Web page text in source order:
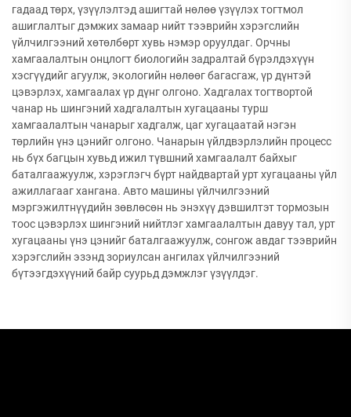
гадаад төрх, үзүүлэлтэд ашигтай нөлөө үзүүлэх тогтмол
ашиглалтыг дэмжих замаар нийт тээврийн хэрэгслийн
үйлчилгээний хөтөлбөрт хувь нэмэр оруулдаг. Орчны
хамгаалалтын онцлогт биологийн задралтай бүрэлдэхүүн
хэсгүүдийг агуулж, экологийн нөлөөг багасгаж, үр дүнтэй
цэвэрлэх, хамгаалах үр дүнг олгоно. Хадгалах тогтвортой
чанар нь шингэний хадгалалтын хугацааны турш
хамгаалалтын чанарыг хадгалж, цаг хугацаатай нэгэн
төрлийн үнэ цэнийг олгоно. Чанарын үйлдвэрлэлийн процесс
нь бүх багцын хувьд ижил түвшний хамгаалалт байхыг
баталгаажуулж, хэрэглэгч бүрт найдвартай урт хугацааны үйл
ажиллагааг хангана. Авто машины үйлчилгээний
мэргэжилтнүүдийн зөвлөсөн нь энэхүү дэвшилтэт тормозын
тоос цэвэрлэх шингэний нийтлэг хамгаалалтын давуу тал, урт
хугацааны үнэ цэнийг баталгаажуулж, сонгож авдаг тээврийн
хэрэгслийн эзэнд зориулсан ангилах үйлчилгээний
бүтээгдэхүүний байр суурьд дэмжлэг үзүүлдэг.